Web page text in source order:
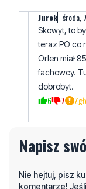
Orlen miał
fachowcy.
dobrobyt.
6 7
Napisz
komentarze!
Imię / Podpis